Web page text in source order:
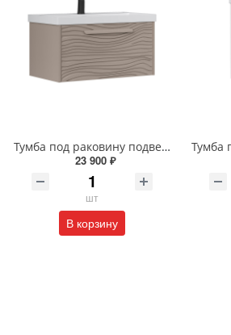
Тумба под раковину подвесная EQUIL Глеам 80.1Я/Gleam 80.1Y амарок/дуб вотан tpGLEAM80.1Y-25
23 900 ₽
шт
В корзину